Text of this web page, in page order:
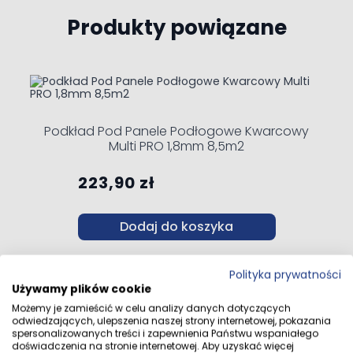
Produkty powiązane
Podkład Pod Panele Podłogowe Kwarcowy
Multi PRO 1,8mm 8,5m2
223,90 zł
Dodaj do koszyka
Polityka prywatności
Używamy plików cookie
Możemy je zamieścić w celu analizy danych dotyczących
odwiedzających, ulepszenia naszej strony internetowej, pokazania
spersonalizowanych treści i zapewnienia Państwu wspaniałego
doświadczenia na stronie internetowej. Aby uzyskać więcej